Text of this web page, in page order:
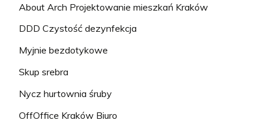
About Arch Projektowanie mieszkań Kraków
DDD Czystość dezynfekcja
Myjnie bezdotykowe
Skup srebra
Nycz hurtownia śruby
OffOffice Kraków Biuro